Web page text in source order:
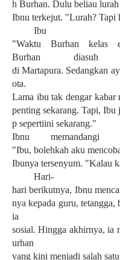
h Burhan. Dulu beliau lurah
Ibnu terkejut. "Lurah? Tapi
Ibu
"Waktu Burhan kelas
Burhan diasuh
diMartapura. Sedangkan
ota.
Lama ibutak dengar kabar
pentingsekarang.Tapi,Ibu
p sepertiini sekarang."
Ibnu
memandangi
"Ibu, bolehkah aku
Ibunya tersenyum. "Kalau
Hari-
hari berikutnya, Ibnu
nya kepada guru, tetangga,
ia
sosial.Hingga akhirnya,ia
urhan
yang kini menjadi salah satu